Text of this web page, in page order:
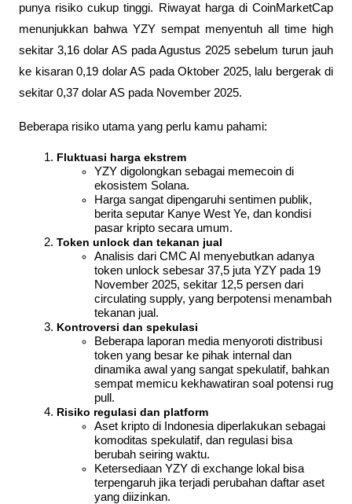
punya risiko cukup tinggi. Riwayat harga di CoinMarketCap
menunjukkan bahwa YZY sempat menyentuh all time high
sekitar 3,16 dolar AS pada Agustus 2025 sebelum turun jauh
ke kisaran 0,19 dolar AS pada Oktober 2025, lalu bergerak di
sekitar 0,37 dolar AS pada November 2025.
Beberapa risiko utama yang perlu kamu pahami:
Fluktuasi harga ekstrem
YZY digolongkan sebagai memecoin di
ekosistem Solana.
Harga sangat dipengaruhi sentimen publik,
berita seputar Kanye West Ye, dan kondisi
pasar kripto secara umum.
Token unlock dan tekanan jual
Analisis dari CMC AI menyebutkan adanya
token unlock sebesar 37,5 juta YZY pada 19
November 2025, sekitar 12,5 persen dari
circulating supply, yang berpotensi menambah
tekanan jual.
Kontroversi dan spekulasi
Beberapa laporan media menyoroti distribusi
token yang besar ke pihak internal dan
dinamika awal yang sangat spekulatif, bahkan
sempat memicu kekhawatiran soal potensi rug
pull.
Risiko regulasi dan platform
Aset kripto di Indonesia diperlakukan sebagai
komoditas spekulatif, dan regulasi bisa
berubah seiring waktu.
Ketersediaan YZY di exchange lokal bisa
terpengaruh jika terjadi perubahan daftar aset
yang diizinkan.